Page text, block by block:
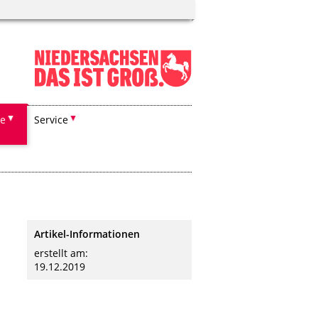
Service
Artikel-Informationen
erstellt am:
19.12.2019